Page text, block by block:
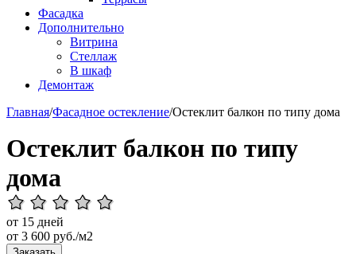
Фасадка
Дополнительно
Витрина
Стеллаж
В шкаф
Демонтаж
Главная/Фасадное остекление/Остеклит балкон по типу дома
Остеклит балкон по типу
дома
от 15 дней
от 3 600 руб./м2